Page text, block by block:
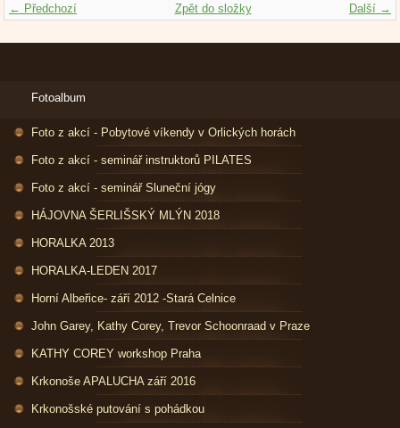
← Předchozí Další →
Zpět do složky
Fotoalbum
Foto z akcí - Pobytové víkendy v Orlických horách
Foto z akcí - seminář instruktorů PILATES
Foto z akcí - seminář Sluneční jógy
HÁJOVNA ŠERLIŠSKÝ MLÝN 2018
HORALKA 2013
HORALKA-LEDEN 2017
Horní Albeřice- září 2012 -Stará Celnice
John Garey, Kathy Corey, Trevor Schoonraad v Praze
KATHY COREY workshop Praha
Krkonoše APALUCHA září 2016
Krkonošské putování s pohádkou